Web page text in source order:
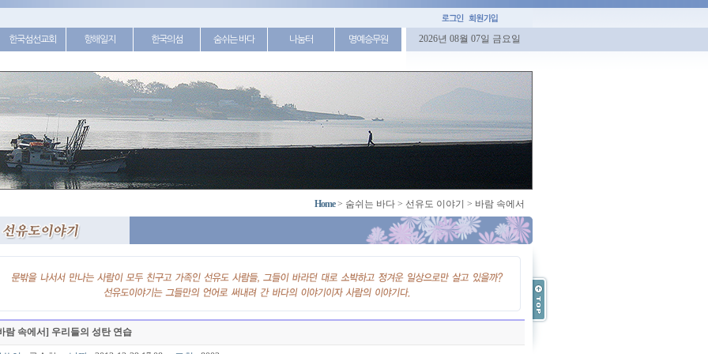
한국섬선교회 항해일지 한국의섬 숨쉬는 바다 나눔터 명예승무원 2026년 08월 07일 금요일
Home> 숨쉬는 바다 > 선유도 이야기 > 바람 속에서
람 속에서] 우리들의 성탄 연습